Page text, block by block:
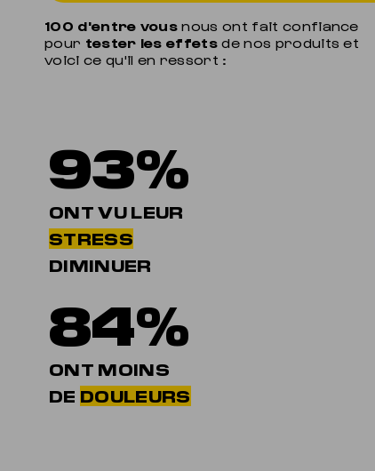
100 d'entre vousnous ont fait confiance
pour tester les effetsde nos produits et
voici ce qu'il en ressort :
93%
ONT VU LEUR
STRESS
DIMINUER
84%
ONT MOINS
DE DOULEURS